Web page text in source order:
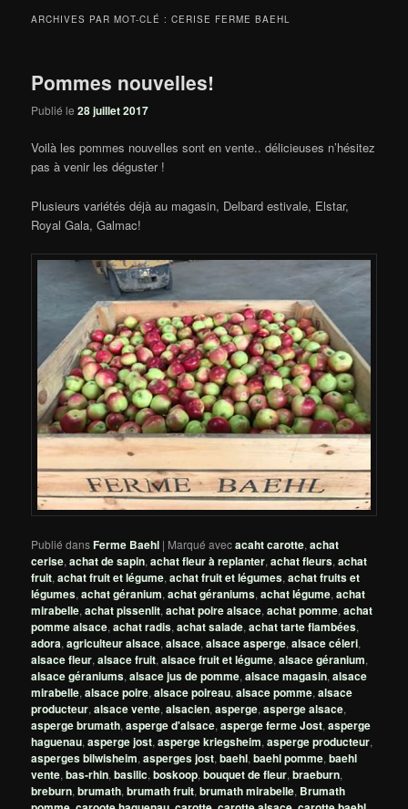
ARCHIVES PAR MOT-CLÉ :CERISE FERME BAEHL
Pommes nouvelles!
Publié le28 juillet 2017
Voilà les pommes nouvelles sont en vente.. délicieuses n’hésitez
pas à venir les déguster !
Plusieurs variétés déjà au magasin, Delbard estivale, Elstar,
Royal Gala, Galmac!
Publié dansFerme Baehl | Marqué avecacaht carotte,achat
cerise,achat de sapin,achat fleur à replanter,achat fleurs,achat
fruit,achat fruit et légume,achat fruit et légumes,achat fruits et
légumes,achat géranium,achat géraniums,achat légume,achat
mirabelle,achat pissenlit,achat poire alsace,achat pomme,achat
pomme alsace,achat radis,achat salade,achat tarte flambées,
adora,agriculteur alsace,alsace,alsace asperge,alsace céleri,
alsace fleur,alsace fruit,alsace fruit et légume,alsace géranium,
alsace géraniums,alsace jus de pomme,alsace magasin,alsace
mirabelle,alsace poire,alsace poireau,alsace pomme,alsace
producteur,alsace vente,alsacien,asperge,asperge alsace,
asperge brumath,asperge d'alsace,asperge ferme Jost,asperge
haguenau,asperge jost,asperge kriegsheim,asperge producteur,
asperges bilwisheim,asperges jost,baehl,baehl pomme,baehl
vente,bas-rhin,basilic,boskoop,bouquet de fleur,braeburn,
breburn,brumath,brumath fruit,brumath mirabelle, Brumath